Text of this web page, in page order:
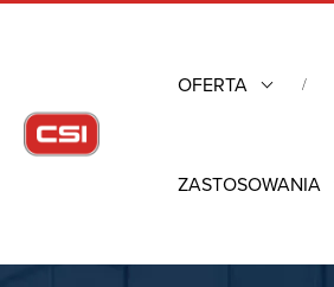
OFERTA
ZASTOSOWANIA